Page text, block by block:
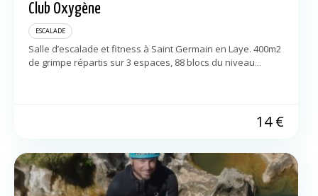
Club Oxygène
ESCALADE
Salle d’escalade et fitness à Saint Germain en Laye. 400m2
de grimpe répartis sur 3 espaces, 88 blocs du niveau
14€